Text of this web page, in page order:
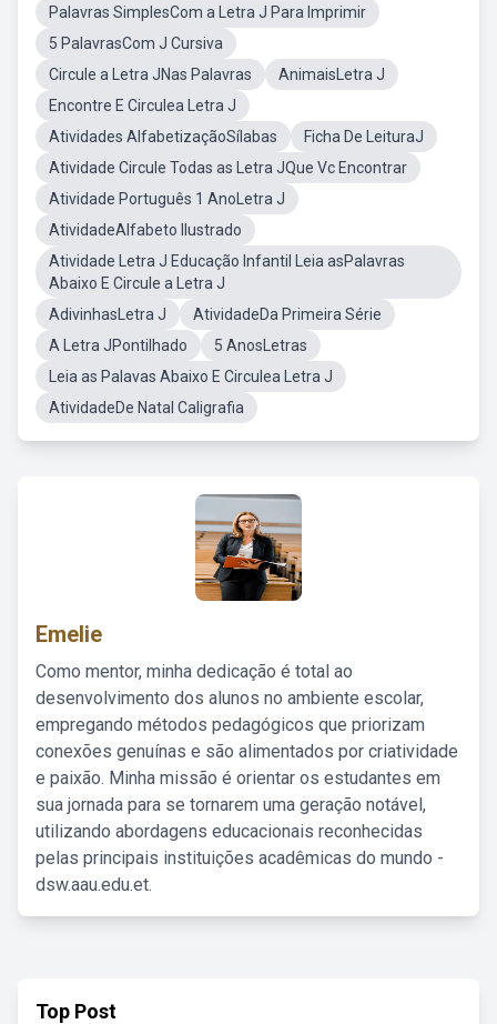
Palavras SimplesCom a Letra J Para Imprimir
5 PalavrasCom J Cursiva
Circule a Letra JNas Palavras
AnimaisLetra J
Encontre E Circulea Letra J
Atividades AlfabetizaçãoSílabas
Ficha De LeituraJ
Atividade Circule Todas as Letra JQue Vc Encontrar
Atividade Português 1 AnoLetra J
AtividadeAlfabeto Ilustrado
Atividade Letra J Educação Infantil Leia asPalavras
Abaixo E Circule a Letra J
AdivinhasLetra J
AtividadeDa Primeira Série
A Letra JPontilhado
5 AnosLetras
Leia as Palavas Abaixo E Circulea Letra J
AtividadeDe Natal Caligrafia
Emelie
Como mentor, minha dedicação é total ao
desenvolvimento dos alunos no ambiente escolar,
empregando métodos pedagógicos que priorizam
conexões genuínas e são alimentados por criatividade
e paixão. Minha missão é orientar os estudantes em
sua jornada para se tornarem uma geração notável,
utilizando abordagens educacionais reconhecidas
pelas principais instituições acadêmicas do mundo -
dsw.aau.edu.et.
Top Post